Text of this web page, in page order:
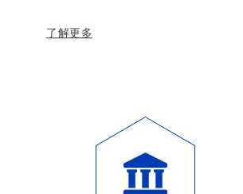
了解更多